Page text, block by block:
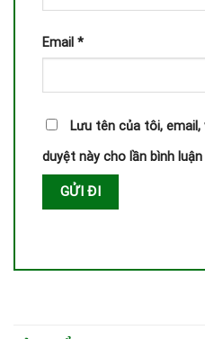
Email *
Lưu tên của tôi,
duyệt này cho lần bình